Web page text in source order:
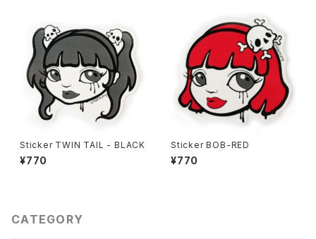
Sticker TWIN TAIL - BLACK
¥770
Sticker BOB-RED
¥770
CATEGORY